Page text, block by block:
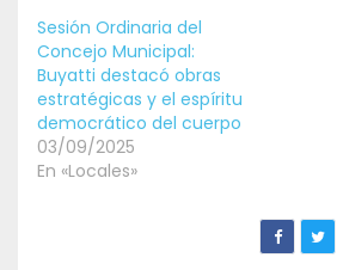
Sesión Ordinaria del
Concejo Municipal:
Buyatti destacó obras
estratégicas y el espíritu
democrático del cuerpo
03/09/2025
En «Locales»